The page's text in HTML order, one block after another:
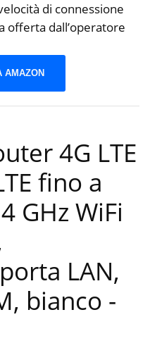
di connessione
offerta dall’operatore
AMAZON
4G LTE
fino a
GHz WiFi
LAN,
bianco -